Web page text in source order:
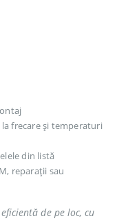
frecare și temperaturi
din listă
reparații sau
de pe loc, cu